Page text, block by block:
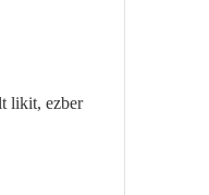
likit, ezber